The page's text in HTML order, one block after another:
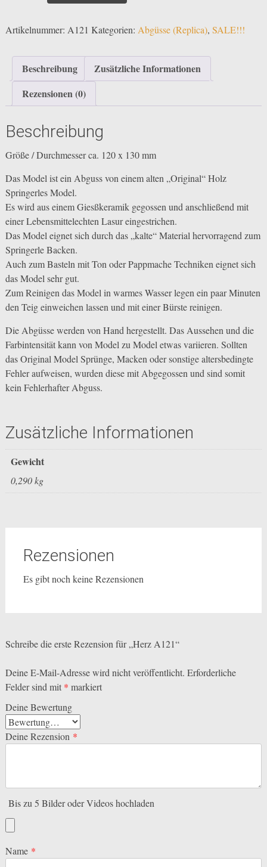
Artikelnummer: A121 Kategorien: Abgüsse (Replica), SALE!!!
Beschreibung
Zusätzliche Informationen
Rezensionen (0)
Beschreibung
Größe / Durchmesser ca. 120 x 130 mm
Das Model ist ein Abguss von einem alten „Original“ Holz
Springerles Model.
Es wird aus einem Giesßkeramik gegossen und anschließend mit
einer Lebensmittelechten Lasur eingestrichen.
Das Model eignet sich durch das „kalte“ Material hervorragend zum
Springerle Backen.
Auch zum Basteln mit Ton oder Pappmache Techniken eignet sich
das Model sehr gut.
Zum Reinigen das Model in warmes Wasser legen ein paar Minuten
den Teig einweichen lassen und mit einer Bürste reinigen.
Die Abgüsse werden von Hand hergestellt. Das Aussehen und die
Farbintensität kann von Model zu Model etwas variieren. Sollten
das Original Model Sprünge, Macken oder sonstige altersbedingte
Fehler aufweisen, wurden diese mit Abgegossen und sind somit
kein Fehlerhafter Abguss.
Zusätzliche Informationen
Gewicht
0,290 kg
Rezensionen
Es gibt noch keine Rezensionen
Schreibe die erste Rezension für „Herz A121“
Deine E-Mail-Adresse wird nicht veröffentlicht. Erforderliche
Felder sind mit * markiert
Deine Bewertung
Deine Rezension *
Bis zu 5 Bilder oder Videos hochladen
Name *